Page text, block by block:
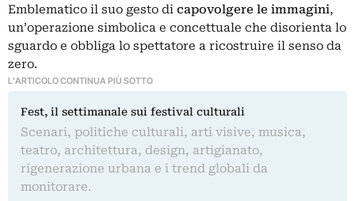
Emblematico il suo gesto di capovolgere le immagini,
un’operazione simbolica e concettuale che disorienta lo
sguardo e obbliga lo spettatore a ricostruire il senso da
zero.
L'ARTICOLO CONTINUA PIÙ SOTTO
Fest, il settimanale sui festival culturali
Scenari, politiche culturali, arti visive, musica,
teatro, architettura, design, artigianato,
rigenerazione urbana e i trend globali da
monitorare.